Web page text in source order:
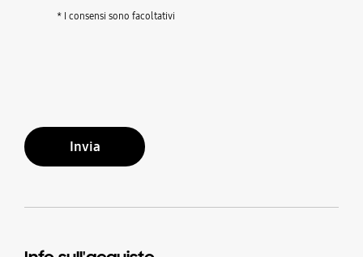
* I consensi sono facoltativi
Invia